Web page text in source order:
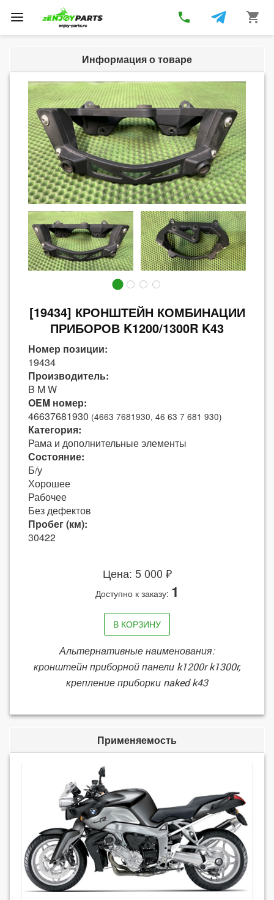
Toggle
navigation
phone shopping_cart
Информация о товаре
[19434] КРОНШТЕЙН КОМБИНАЦИИ
ПРИБОРОВ K1200/1300R K43
Номер позиции:
19434
Производитель:
B M W
OEM номер:
46637681930 (4663 7681930, 46 63 7 681 930)
Категория:
Рама и дополнительные элементы
Состояние:
Б/у
Хорошее
Рабочее
Без дефектов
Пробег (км):
30422
Цена: 5 000 ₽
Доступно к заказу: 1
В КОРЗИНУ
Альтернативные наименования:
кронштейн приборной панели k1200r k1300r,
крепление приборки naked k43
Применяемость